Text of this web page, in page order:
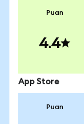
Puan
4.4
App Store
Puan